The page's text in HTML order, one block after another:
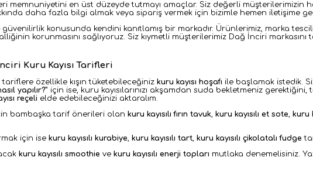
memnuniyetini en üst düzeyde tutmayı amaçlar. Siz değerli
daha fazla bilgi almak veya sipariş vermek için bizimle hemen iletişime
konusunda kendini kanıtlamış bir markadır. Ürünlerimiz, marka
korunmasını sağlıyoruz. Siz kıymetli müşterilerimiz Dağ İnciri
Kuru Kayısı Tarifleri
özellikle kışın tüketebileceğiniz kuru kayısı hoşafı ile başlamak istedik.
yapılır?” için ise, kuru kayısılarınızı akşamdan suda bekletmeniz
reçeli elde edebileceğinizi aktaralım.
bambaşka tarif önerileri olan kuru kayısılı fırın tavuk, kuru kayısılı et sote, kuru
için ise kuru kayısılı kurabiye, kuru kayısılı tart, kuru kayısılı çikolatalı fudge
kuru kayısılı smoothie ve kuru kayısılı enerji topları mutlaka denemelisiniz.